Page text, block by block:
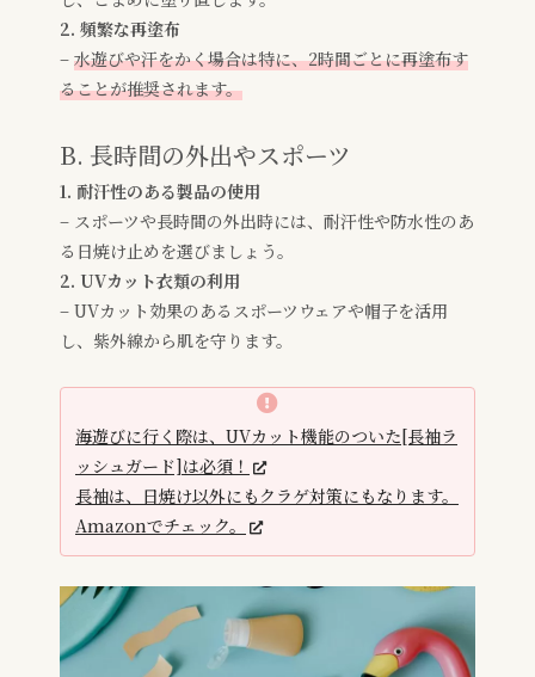
2. 頻繁な再塗布
– 水遊びや汗をかく場合は特に、2時間ごとに再塗布す
ることが推奨されます。
B. 長時間の外出やスポーツ
1. 耐汗性のある製品の使用
– スポーツや長時間の外出時には、耐汗性や防水性のあ
る日焼け止めを選びましょう。
2. UVカット衣類の利用
– UVカット効果のあるスポーツウェアや帽子を活用
し、紫外線から肌を守ります。
海遊びに行く際は、UVカット機能のついた[長袖ラ
ッシュガード]は必須！
長袖は、日焼け以外にもクラゲ対策にもなります。
Amazonでチェック。